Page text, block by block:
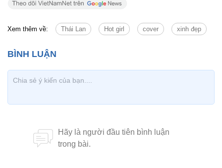
Xem thêm về: Thái Lan Hot girl cover xinh đẹp